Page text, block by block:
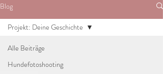
Blog
Alle Beiträge
Hundefotoshooting
Projekt: Deine Geschichte